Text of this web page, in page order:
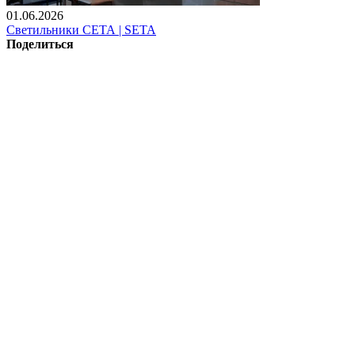
01.06.2026
Светильники СЕТА | SETA
Поделиться